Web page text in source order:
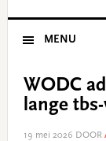
MENU
WODC
lange
19 mei 2026 DOOR